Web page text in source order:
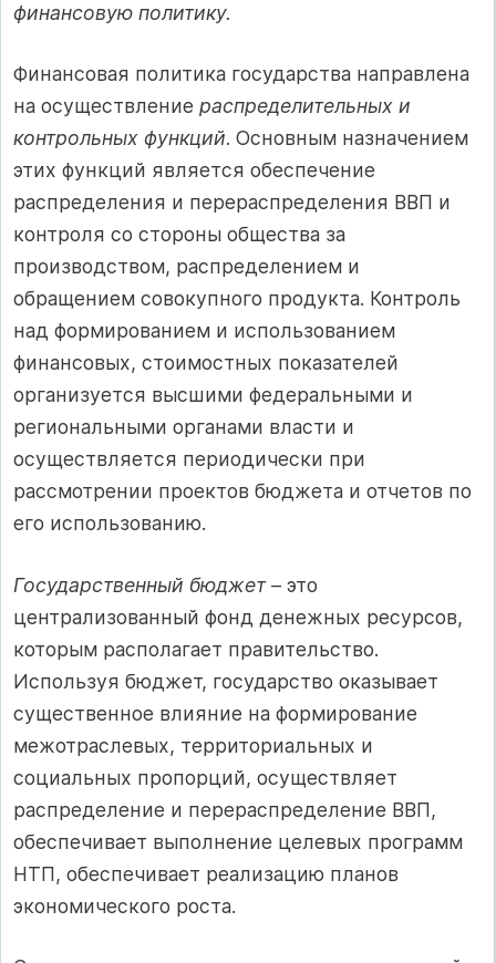
финансовую политику.
Финансовая политика государства направлена
на осуществление распределительных и
контрольных функций. Основным назначением
этих функций является обеспечение
распределения и перераспределения ВВП и
контроля со стороны общества за
производством, распределением и
обращением совокупного продукта. Контроль
над формированием и использованием
финансовых, стоимостных показателей
организуется высшими федеральными и
региональными органами власти и
осуществляется периодически при
рассмотрении проектов бюджета и отчетов по
его использованию.
Государственный бюджет– это
централизованный фонд денежных ресурсов,
которым располагает правительство.
Используя бюджет, государство оказывает
существенное влияние на формирование
межотраслевых, территориальных и
социальных пропорций, осуществляет
распределение и перераспределение ВВП,
обеспечивает выполнение целевых программ
НТП, обеспечивает реализацию планов
экономического роста.